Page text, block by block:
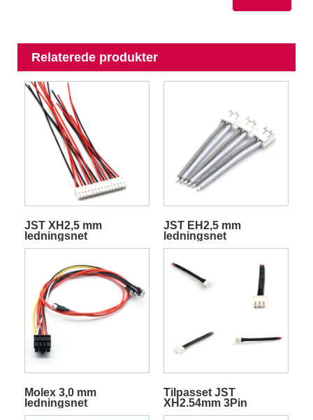
Relaterede produkter
JST XH2,5 mm
ledningsnet
JST EH2,5 mm
ledningsnet
Molex 3,0 mm
ledningsnet
Tilpasset JST
XH2.54mm 3Pin
Rainbow kabel m/PVC